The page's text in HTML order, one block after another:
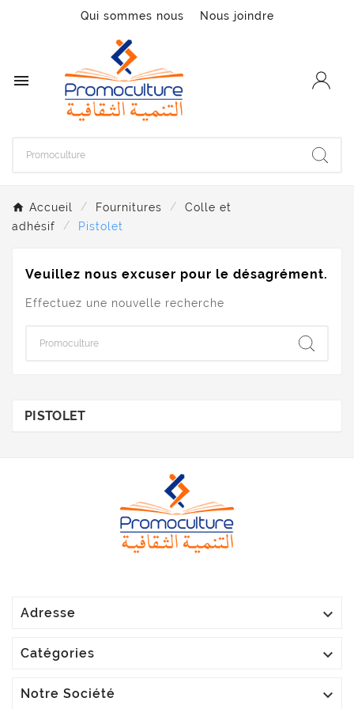
Qui sommes nous Nous joindre

Accueil Fournitures
Colle et
adhésif
Pistolet
Veuillez nous excuser pour le désagrément.
Effectuez une nouvelle recherche
PISTOLET
Adresse 
Catégories 
Notre Société 